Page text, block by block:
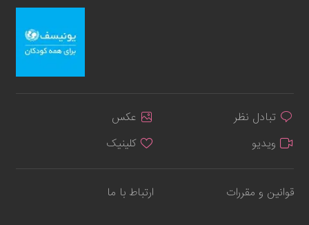
تبادل نظر
عکس
ویدیو
کلینیک
قوانین و مقررات ارتباط با ما